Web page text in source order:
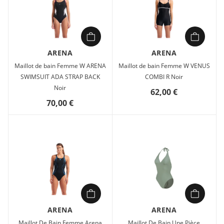
ARENA
Maillot de bain Femme W ARENA
SWIMSUIT ADA STRAP BACK
Noir
70,00 €
ARENA
Maillot de bain Femme W VENUS
COMBI R Noir
62,00 €
ARENA ARENA